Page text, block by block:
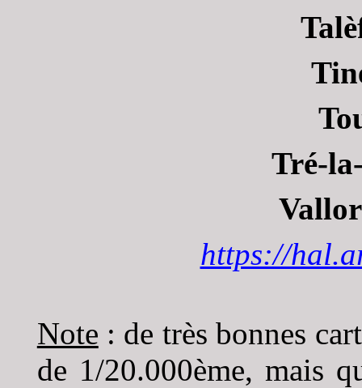
Tré-
https://
Note : de très bonnes
de 1/20.000ème, mais